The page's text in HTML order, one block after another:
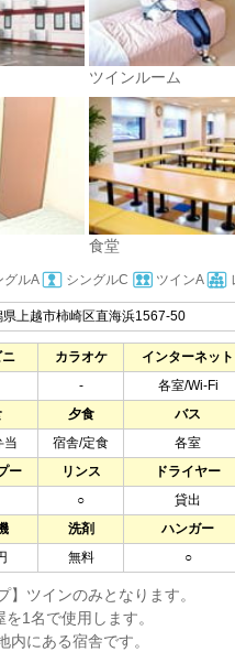
ツインルーム
食堂
グルA シングルC ツインA
県上越市柿崎区直海浜1567-50
ニ カラオケ インターネット
- 各室/Wi-Fi
夕食 バス
当 宿舎/定食 各室
ー リンス ドライヤー
○ 貸出
洗剤 ハンガー
無料 ○
ツインのみとなります。
1名で使用します。
にある宿舎です。